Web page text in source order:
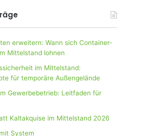
erweitern: Wann sich Container-
Mittelstand lohnen
im Mittelstand:
für temporäre Außengelände
Gewerbebetrieb: Leitfaden für
Kaltakquise im Mittelstand 2026
System